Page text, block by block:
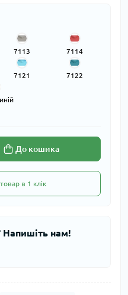
7113
Коричневий
7114
Червоний
7121
7122
До кошика
в 1 клік
Напишіть нам!